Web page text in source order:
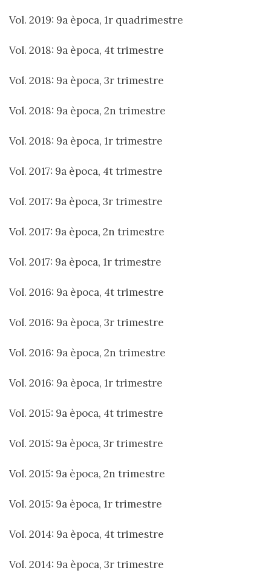
Vol. 2019: 9a època, 1r quadrimestre
Vol. 2018: 9a època, 4t trimestre
Vol. 2018: 9a època, 3r trimestre
Vol. 2018: 9a època, 2n trimestre
Vol. 2018: 9a època, 1r trimestre
Vol. 2017: 9a època, 4t trimestre
Vol. 2017: 9a època, 3r trimestre
Vol. 2017: 9a època, 2n trimestre
Vol. 2017: 9a època, 1r trimestre
Vol. 2016: 9a època, 4t trimestre
Vol. 2016: 9a època, 3r trimestre
Vol. 2016: 9a època, 2n trimestre
Vol. 2016: 9a època, 1r trimestre
Vol. 2015: 9a època, 4t trimestre
Vol. 2015: 9a època, 3r trimestre
Vol. 2015: 9a època, 2n trimestre
Vol. 2015: 9a època, 1r trimestre
Vol. 2014: 9a època, 4t trimestre
Vol. 2014: 9a època, 3r trimestre